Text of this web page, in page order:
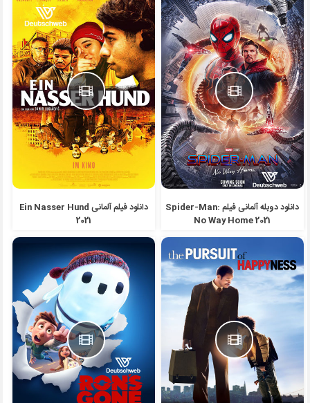
دانلود دوبله آلمانی فیلم Spider-Man:
No Way Home 2021
دانلود فیلم آلمانی Ein Nasser Hund
2021